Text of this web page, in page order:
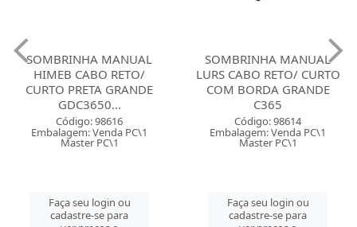
SOMBRINHA MANUAL
HIMEB CABO RETO/
CURTO PRETA GRANDE
GDC3650...
Código: 98616
Embalagem: Venda PC\1
Master PC\1
Faça seu login ou
cadastre-se para
SOMBRINHA MANUAL
LURS CABO RETO/ CURTO
COM BORDA GRANDE
C365
Código: 98614
Embalagem: Venda PC\1
Master PC\1
Faça seu login ou
cadastre-se para